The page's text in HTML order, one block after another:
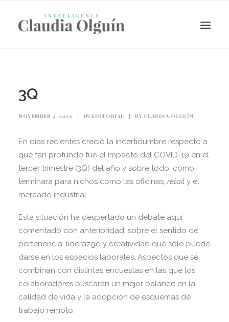
Search
3Q
NOVEMBER 4, 2020 | IN EDITORIAL | BY CLAUDIA OLGUÍN
En días recientes creció la incertidumbre respecto a
qué tan profundo fue el impacto del COVID-19 en el
tercer trimestre (3Q) del año y sobre todo, cómo
terminará para nichos como las oficinas, retail y el
mercado industrial.
Esta situación ha despertado un debate aquí
comentado con anterioridad, sobre el sentido de
pertenencia, liderazgo y creatividad que sólo puede
darse en los espacios laborales. Aspectos que se
combinan con distintas encuestas en las que los
colaboradores buscarán un mejor balance en la
calidad de vida y la adopción de esquemas de
trabajo remoto.